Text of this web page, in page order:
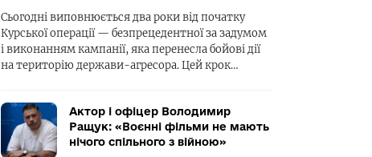
Сьогодні виповнюється два роки від початку
Курської операції — безпрецедентної за задумом
і виконанням кампанії, яка перенесла бойові дії
на територію держави-агресора. Цей крок…
Актор і офіцер Володимир
Ращук: «Воєнні фільми не мають
нічого спільного з війною»